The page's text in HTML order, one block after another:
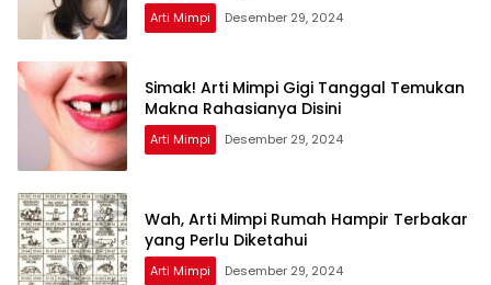
Arti Mimpi Desember 29, 2024
Simak! Arti Mimpi Gigi Tanggal Temukan
Makna Rahasianya Disini
Arti Mimpi Desember 29, 2024
Wah, Arti Mimpi Rumah Hampir Terbakar
yang Perlu Diketahui
Arti Mimpi Desember 29, 2024